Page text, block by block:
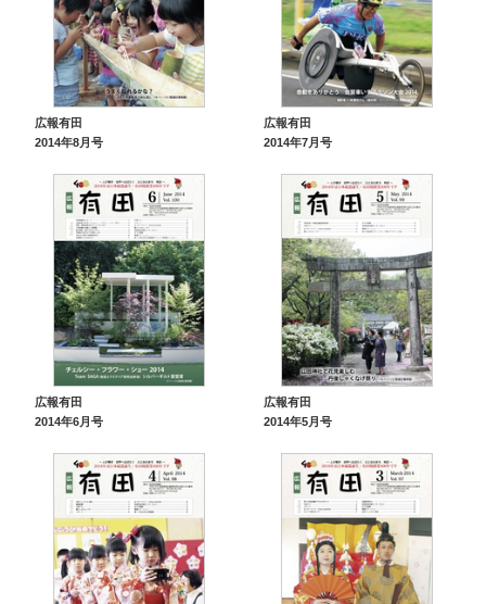
広報有田
2014年8月号
広報有田
2014年7月号
広報有田
2014年6月号
広報有田
2014年5月号